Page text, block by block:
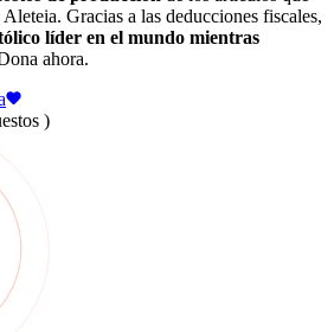
Gracias a las deducciones fiscales,
líder en el mundo mientras
ahora.
)